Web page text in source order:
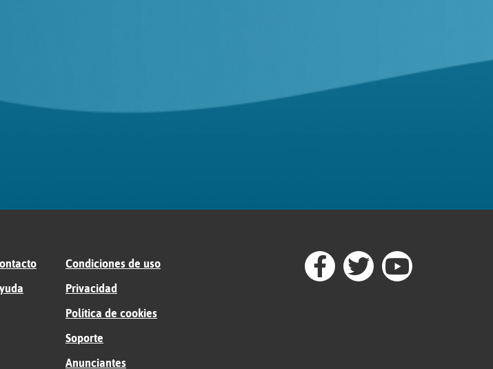
Condiciones de uso
Privacidad
Política de cookies
Soporte
Anunciantes